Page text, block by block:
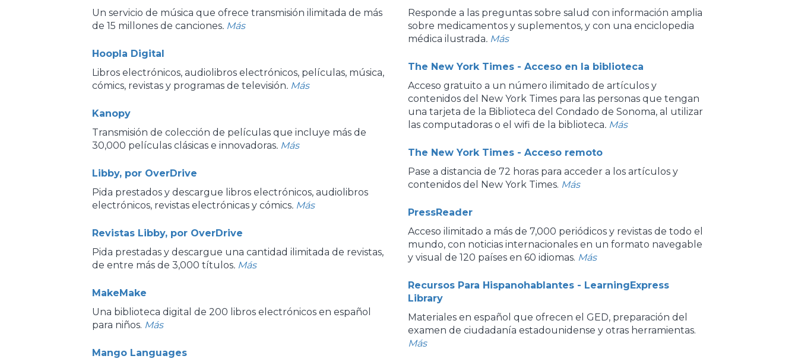
Un servicio de música que ofrece transmisión ilimitada de más
de 15 millones de canciones. Más
Hoopla Digital
Libros electrónicos, audiolibros electrónicos, películas, música,
cómics, revistas y programas de televisión. Más
Kanopy
Transmisión de colección de películas que incluye más de
30,000 películas clásicas e innovadoras. Más
Libby, por OverDrive
Pida prestados y descargue libros electrónicos, audiolibros
electrónicos, revistas electrónicas y cómics. Más
Revistas Libby, por OverDrive
Pida prestadas y descargue una cantidad ilimitada de revistas,
de entre más de 3,000 títulos. Más
MakeMake
Una biblioteca digital de 200 libros electrónicos en español
para niños. Más
Mango Languages
Responde a las preguntas sobre salud con información amplia
sobre medicamentos y suplementos, y con una enciclopedia
médica ilustrada. Más
The New York Times - Acceso en la biblioteca
Acceso gratuito a un número ilimitado de artículos y
contenidos del New York Times para las personas que tengan
una tarjeta de la Biblioteca del Condado de Sonoma, al utilizar
las computadoras o el wifi de la biblioteca. Más
The New York Times - Acceso remoto
Pase a distancia de 72 horas para acceder a los artículos y
contenidos del New York Times. Más
PressReader
Acceso ilimitado a más de 7,000 periódicos y revistas de todo el
mundo, con noticias internacionales en un formato navegable
y visual de 120 países en 60 idiomas. Más
Recursos Para Hispanohablantes - LearningExpress
Library
Materiales en español que ofrecen el GED, preparación del
examen de ciudadanía estadounidense y otras herramientas.
Más